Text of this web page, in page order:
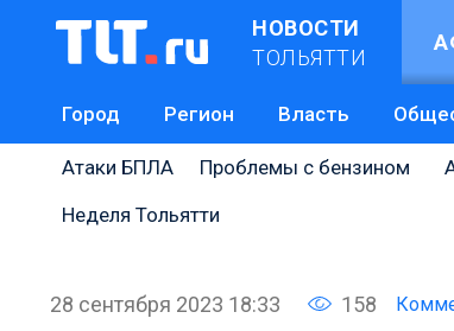
НОВОСТИ
ТОЛЬЯТТИ
Город Регион Власть
Атаки БПЛА Проблемы с бензином
Неделя Тольятти
28 сентября 2023 18:33 158